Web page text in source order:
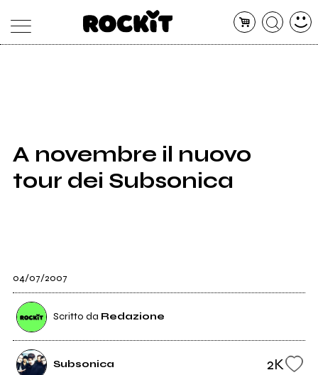
SHOP
RADIO
A novembre il nuovo
tour dei Subsonica
04/07/2007
Scritto da Redazione
Subsonica 2K